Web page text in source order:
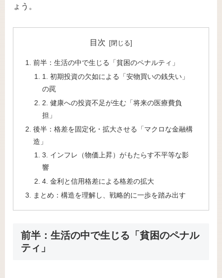
ょう。
目次
前半：生活の中で生じる「貧困のペナルティ」
1. 初期投資の欠如による「安物買いの銭失い」
の罠
2. 健康への投資不足が生む「将来の医療費負
担」
後半：格差を固定化・拡大させる「マクロな金融構
造」
3. インフレ（物価上昇）がもたらす不平等な影
響
4. 金利と信用格差による格差の拡大
まとめ：構造を理解し、戦略的に一歩を踏み出す
前半：生活の中で生じる「貧困のペナル
ティ」